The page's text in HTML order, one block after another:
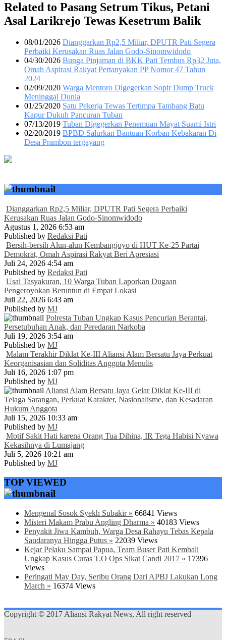
Related to Pasang Setrum Tikus, Petani
Asal Larikrejo Tewas Kesetrum Balik
08/01/2026 Dianggarkan Rp2,5 Miliar, DPUTR Pati Segera
Perbaiki Kerusakan Ruas Jalan Godo-Sinomwidodo
04/30/2026 Bunga Pinjaman di BKK Pati Tembus Rp32 Juta,
Omah Aspirasi Rakyat Pertanyakan PP Nomor 47 Tahun
2024
02/09/2020 Warga Mentoro Digegerkan Sopir Dump Truck
Meninggal Dunia
01/25/2020 Satu Pekerja Tewas Tertimpa Tambang Batu
Kapur Dukuh Pancuran Tuban
07/13/2019 Tuban Digegerkan Penemuan Mayat Suami Istri
02/20/2019 BPBD Salurkan Bantuan Korban Kebakaran Di
Desa Prambon tergayang
Dianggarkan Rp2,5 Miliar, DPUTR Pati Segera Perbaiki
Kerusakan Ruas Jalan Godo-Sinomwidodo
Agustus 1, 2026 6:53 am
Published by Redaksi Pati
Bersih-bersih Alun-alun Kembangjoyo di HUT Ke-25 Partai
Demokrat, Omah Aspirasi Rakyat Beri Apresiasi
Juli 24, 2026 4:54 am
Published by Redaksi Pati
Usai Tasyakuran, 10 Warga Tuban Laporkan Dugaan
Pengeroyokan Beruntun di Empat Lokasi
Juli 22, 2026 6:43 am
Published by MJ
Polresta Tuban Ungkap Kasus Pencurian Berantai,
Persetubuhan Anak, dan Peredaran Narkoba
Juli 19, 2026 3:54 am
Published by MJ
Malam Terakhir Diklat Ke-III Aliansi Alam Bersatu Jaya Perkuat
Keorganisasian dan Soliditas Anggota Menulis
Juli 16, 2026 1:07 pm
Published by MJ
Aliansi Alam Bersatu Jaya Gelar Diklat Ke-III di
Telaga Sarangan, Perkuat Karakter, Nasionalisme, dan Kesadaran
Hukum Anggota
Juli 15, 2026 10:33 am
Published by MJ
Motif Sakit Hati karena Orang Tua Dihina, IR Tega Habisi Nyawa
Kekasihnya di Lumajang
Juli 5, 2026 10:21 am
Published by MJ
TOP VIEWED
Mengenal Sosok Syekh Subakir » 66841 Views
Misteri Makam Prabu Angling Dharma » 40183 Views
Penyakit Jiwa Kambuh, Warga Desa Rahayu Tebas Kepala
Saudaranya Hingga Putus » 22039 Views
Kejar Pelaku Sampai Papua, Team Buser Pati Kembali
Ungkap Kasus Curas T.O Ops Sikat Candi 2017 » 17396
Views
Peringati May Day, Seribu Orang Dari APBJ Lakukan Long
March » 16374 Views
Copyright © 2017 Aliansi Rakyat News, All right reserved